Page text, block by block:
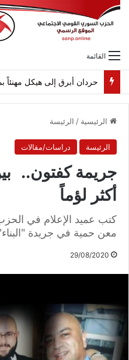
القائمة
حردان أبرق إلى هيكل مهنئاً
الرئيسية / الرئيسة
الرئيسة دراسات/مقالات
جريمة كفتون..
أكثر لؤماً
كتب عميد الإعلام في
معن حمية في جريدة
29/08/2020